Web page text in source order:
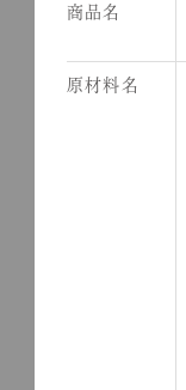
商品名
原材料名